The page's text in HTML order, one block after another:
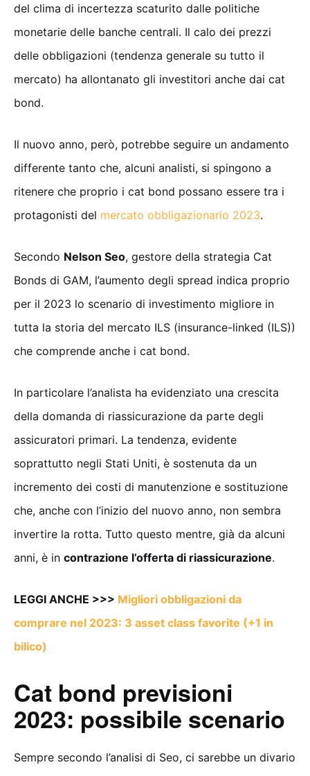
del clima di incertezza scaturito dalle politiche
monetarie delle banche centrali. Il calo dei prezzi
delle obbligazioni (tendenza generale su tutto il
mercato) ha allontanato gli investitori anche dai cat
bond.
Il nuovo anno, però, potrebbe seguire un andamento
differente tanto che, alcuni analisti, si spingono a
ritenere che proprio i cat bond possano essere tra i
protagonisti del mercato obbligazionario 2023.
Secondo Nelson Seo, gestore della strategia Cat
Bonds di GAM, l’aumento degli spread indica proprio
per il 2023 lo scenario di investimento migliore in
tutta la storia del mercato ILS (insurance-linked (ILS))
che comprende anche i cat bond.
In particolare l’analista ha evidenziato una crescita
della domanda di riassicurazione da parte degli
assicuratori primari. La tendenza, evidente
soprattutto negli Stati Uniti, è sostenuta da un
incremento dei costi di manutenzione e sostituzione
che, anche con l’inizio del nuovo anno, non sembra
invertire la rotta. Tutto questo mentre, già da alcuni
anni, è in contrazione l’offerta di riassicurazione.
LEGGI ANCHE >>> Migliori obbligazioni da
comprare nel 2023: 3 asset class favorite (+1 in
bilico)
Cat bond previsioni
2023: possibile scenario
Sempre secondo l’analisi di Seo, ci sarebbe un divario